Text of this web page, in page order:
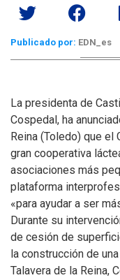
Publicado por: EDN_es
La presidenta de
Cospedal, ha
Reina (Toledo) que el
gran cooperativa
asociaciones más
plataforma
«para ayudar a ser
Durante su
de cesión de
la construcción de
Talavera de la Reina,